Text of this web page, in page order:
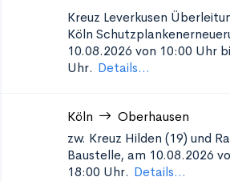
Kreuz Leverkusen
Köln
10.08.2026 von 10:00 Uhr
Uhr. Details...
Köln Oberhausen
zw. Kreuz Hilden (19) und
Baustelle, am 10.08.2026
18:00 Uhr. Details...